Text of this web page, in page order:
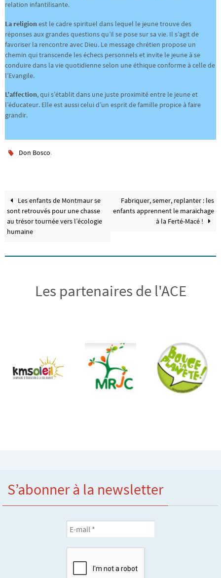
relation infantilisante.
La religionest le cadre spirituel dans lequel le jeune trouve des
réponses aux grandes questions qu’il se pose sur sa vie. Il s’agit de
favoriser la rencontre avec Dieu. Le message chrétien propose un
chemin qui transcende les échecs personnels et invite le jeune à se
conduire dans la vie quotidienne selon une éthique conforme à celle de
l’Evangile.
L’affection, qui s’établit dans une juste proximité entre le jeune et
l’éducateur. Elle est aussi celui d’un esprit de famille propice à faire
grandir.
Don Bosco.
Les enfants de Montmaur se
sont retrouvés pour une chasse
au trésor tournée vers l’écologie
humaine
Fabriquer, semer, replanter : les
enfants apprennent le maraichage
à la Ferté-Macé !
Les partenaires de l'ACE
S’abonner à la newsletter